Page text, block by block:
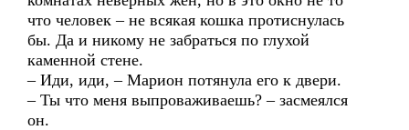
что человек – не всякая кошка протиснулась
бы. Да и никому не забраться по глухой
каменной стене.
– Иди, иди, – Марион потянула его к двери.
– Ты что меня выпроваживаешь? – засмеялся
он.